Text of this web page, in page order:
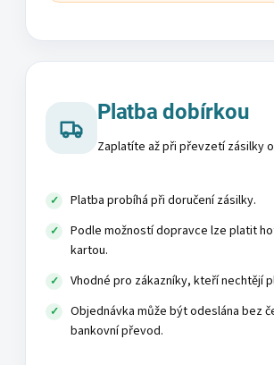
Platba dobírkou
Zaplatíte až při převzetí zásilky
Platba probíhá při doručení zásilky.
Podle možností dopravce lze platit
kartou.
Vhodné pro zákazníky, kteří nechtějí
Objednávka může být odeslána bez
bankovní převod.